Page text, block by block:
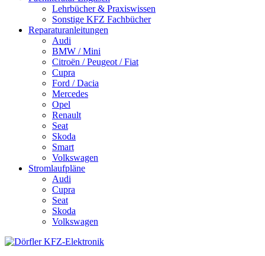
Lehrbücher & Praxiswissen
Sonstige KFZ Fachbücher
Reparaturanleitungen
Audi
BMW / Mini
Citroën / Peugeot / Fiat
Cupra
Ford / Dacia
Mercedes
Opel
Renault
Seat
Skoda
Smart
Volkswagen
Stromlaufpläne
Audi
Cupra
Seat
Skoda
Volkswagen